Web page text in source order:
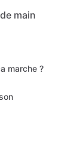
main
marche ?